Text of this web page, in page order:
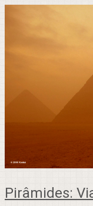
Pirâmides: